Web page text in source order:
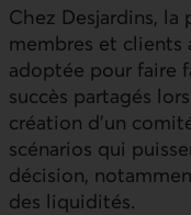
Chez Desjardins,
membres et clients
adoptée pour faire
succès partagés
création d’un
scénarios qui
décision,
des liquidités.